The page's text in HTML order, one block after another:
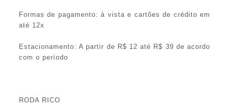
Formas de pagamento: à vista e cartões de crédito em
até 12x
Estacionamento: A partir de R$ 12 até R$ 39 de acordo
com o período
RODA RICO